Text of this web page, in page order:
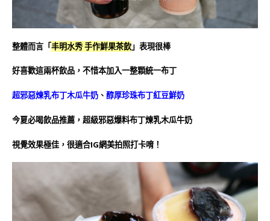
整體而言「丰明水秀 手作鮮果茶飲」表現很棒
好喜歡這兩杯飲品，不惜本加入一整顆統一布丁
超邪惡煉乳布丁木瓜牛奶 、 醇厚珍珠布丁紅豆鮮奶
今夏必喝飲品推薦，超級邪惡爆料布丁煉乳木瓜牛奶
視覺效果極佳，很適合IG網美拍照打卡唷！